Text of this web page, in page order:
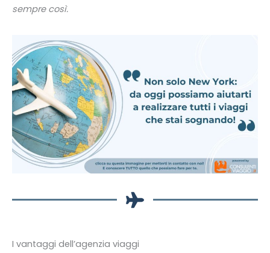
sempre così.
I vantaggi dell’agenzia viaggi